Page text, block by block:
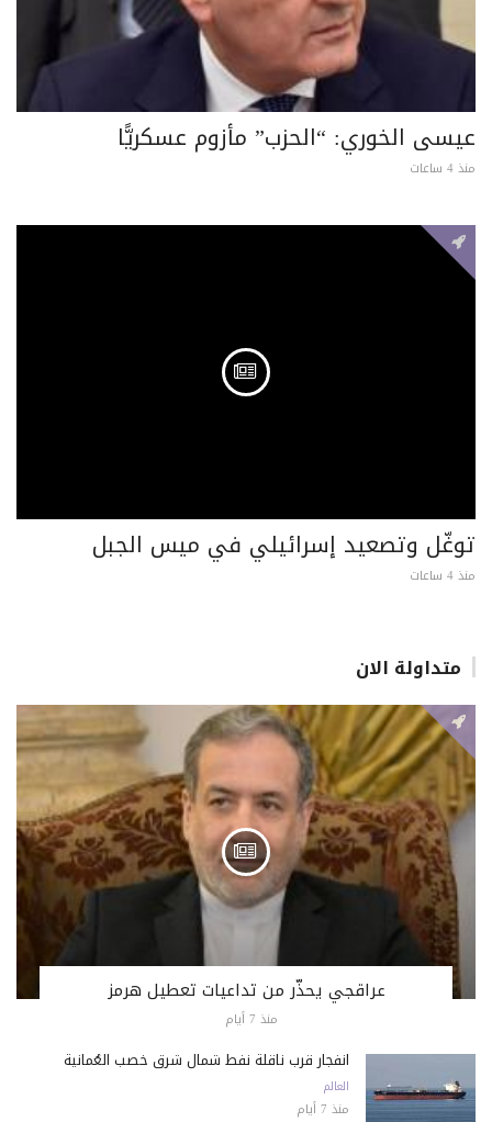
عيسى الخوري: “الحزب” مأزوم عسكريًّا
منذ 4 ساعات
توغّل وتصعيد إسرائيلي في ميس الجبل
منذ 4 ساعات
متداولة الان
عراقجي يحذّر من تداعيات تعطيل هرمز
منذ 7 أيام
انفجار قرب ناقلة نفط شمال شرق خصب العُمانية
العالم
منذ 7 أيام